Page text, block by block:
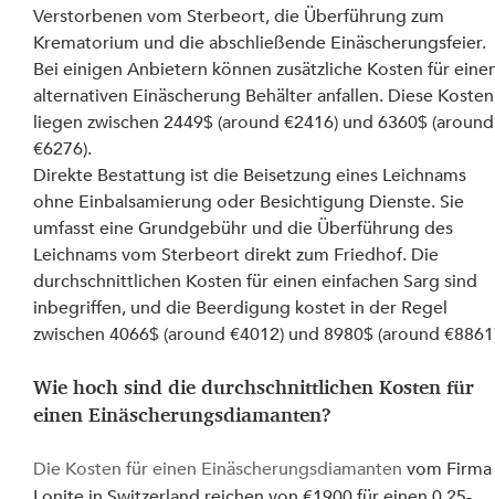
Verstorbenen vom Sterbeort, die Überführung zum
Krematorium und die abschließende Einäscherungsfeier.
Bei einigen Anbietern können zusätzliche Kosten für
alternativen Einäscherung Behälter anfallen. Diese
liegen zwischen 2449$ (around €2416) und 6360$
€6276).
Direkte Bestattung ist die Beisetzung eines Leichnams
ohne Einbalsamierung oder Besichtigung Dienste. Sie
umfasst eine Grundgebühr und die Überführung des
Leichnams vom Sterbeort direkt zum Friedhof. Die
durchschnittlichen Kosten für einen einfachen Sarg sind
inbegriffen, und die Beerdigung kostet in der Regel
zwischen 4066$ (around €4012) und 8980$ (around
Wie hoch sind die durchschnittlichen Kosten für
einen Einäscherungsdiamanten?
Die Kosten für einen Einäscherungsdiamanten vom